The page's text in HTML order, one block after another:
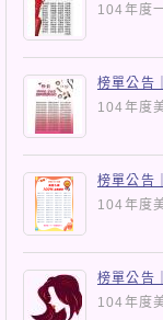
104年度
榜單公告
104年度
榜單公告
104年度
榜單公告
104年度